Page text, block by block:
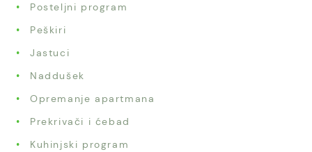
Posteljni program
Peškiri
Jastuci
Naddušek
Opremanje apartmana
Prekrivači i ćebad
Kuhinjski program